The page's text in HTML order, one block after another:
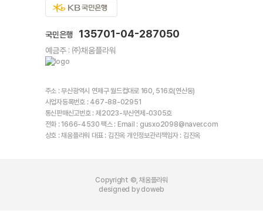
국민은행 135701-04-287050
예금주 : ㈜채움플라워
주소 : 부산광역시 연제구 월드컵대로 160, 516호(연산동)
사업자등록번호 : 467-88-02951
통신판매신고번호 : 제2023-부산연제-0305호
전화 : 1666-4530 팩스 : Email : gusxo2098@naver.com
상호 : 채움플라워 대표 : 김진옥 개인정보관리책임자 : 김진옥
Copyright ©, 채움플라워
designed by doweb